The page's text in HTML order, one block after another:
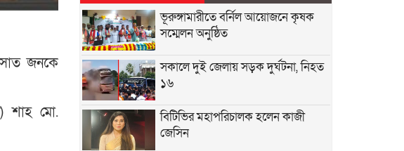
সাত জনকে
শাহ মো.
ভূরুঙ্গামারীতে বর্নিল আয়োজনে কৃষক
সম্মেলন অনুষ্ঠিত
সকালে দুই জেলায় সড়ক দুর্ঘটনা, নিহত
১৬
বিটিভির মহাপরিচালক হলেন কাজী
জেসিন